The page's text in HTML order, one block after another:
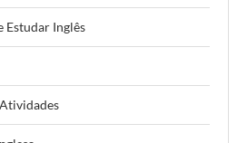
Estudar Inglês